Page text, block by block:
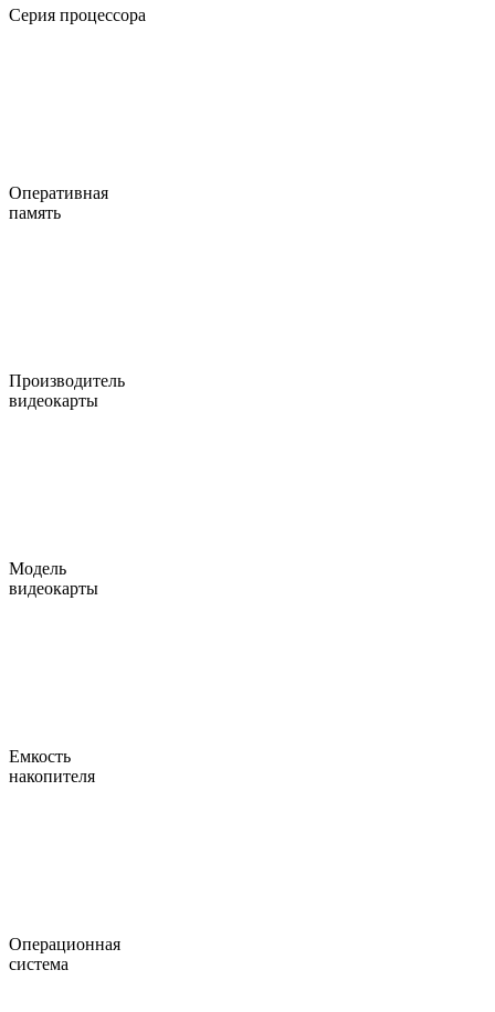
Серия процессора
Оперативная
память
Производитель
видеокарты
Модель
видеокарты
Емкость
накопителя
Операционная
система